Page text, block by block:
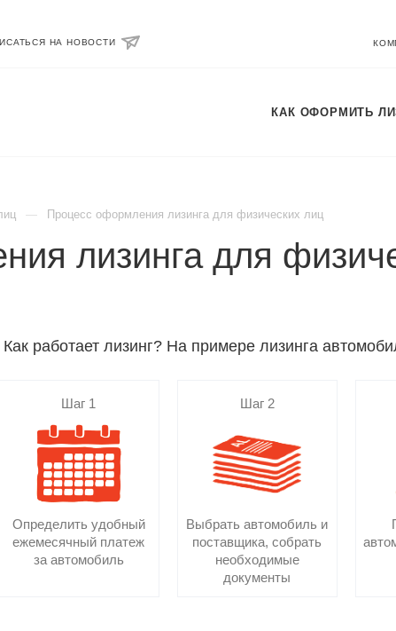
НА НОВОСТИ
КАК ОФОРМИТЬ
Процесс оформления лизинга для физических лиц
лизинга для
Как работает лизинг? На примере лизинга
Шаг 1
Определить удобный
ежемесячный платеж
за автомобиль
Шаг 2
Выбрать автомобиль и
поставщика, собрать
необходимые
документы